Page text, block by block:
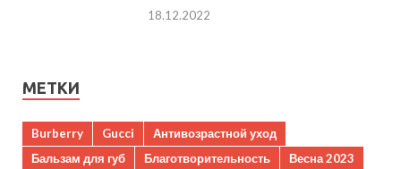
18.12.2022
МЕТКИ
Burberry Gucci
Антивозрастной уход
Бальзам для губ
Благотворительность
Весна 2023